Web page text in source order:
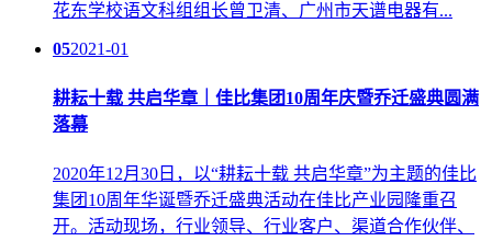
花东学校语文科组组长曾卫清、广州市天谱电器有...
052021-01
耕耘十载 共启华章｜佳比集团10周年庆暨乔迁盛典圆满
落幕
2020年12月30日，以“耕耘十载 共启华章”为主题的佳比
集团10周年华诞暨乔迁盛典活动在佳比产业园隆重召
开。活动现场，行业领导、行业客户、渠道合作伙伴、